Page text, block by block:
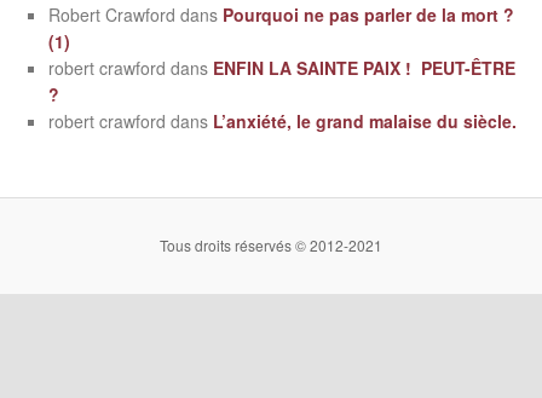
Robert Crawford dans Pourquoi ne pas parler de la mort ?
(1)
robert crawford dans ENFIN LA SAINTE PAIX ! PEUT-ÊTRE
?
robert crawford dans L’anxiété, le grand malaise du siècle.
Tous droits réservés © 2012-2021